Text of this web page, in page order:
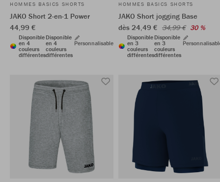
HOMMES BASICS SHORTS
JAKO Short 2-en-1 Power
44,99 €
Disponible
en 4
couleurs
différentes
Disponible
en 4
couleurs
différentes
Personnalisable
HOMMES BASICS SHORTS
JAKO Short jogging Base
dès 24,49 € 34,99 € 30 %
Disponible
en 3
couleurs
différentes
Disponible
en 3
couleurs
différentes